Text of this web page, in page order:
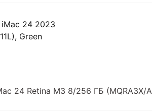
24 Retina M3 8/256 ГБ (MQRA3X/